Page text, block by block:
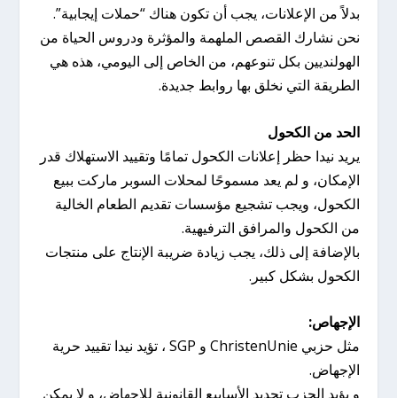
بدلاً من الإعلانات، يجب أن تكون هناك “حملات إيجابية”.
نحن نشارك القصص الملهمة والمؤثرة ودروس الحياة من
الهولنديين بكل تنوعهم، من الخاص إلى اليومي، هذه هي
الطريقة التي نخلق بها روابط جديدة.
الحد من الكحول
يريد نيدا حظر إعلانات الكحول تمامًا وتقييد الاستهلاك قدر
الإمكان، و لم يعد مسموحًا لمحلات السوبر ماركت ببيع
الكحول، ويجب تشجيع مؤسسات تقديم الطعام الخالية
من الكحول والمرافق الترفيهية.
بالإضافة إلى ذلك، يجب زيادة ضريبة الإنتاج على منتجات
الكحول بشكل كبير.
الإجهاص:
مثل حزبي ChristenUnie و SGP ، تؤيد نيدا تقييد حرية
الإجهاض.
و يؤيد الحزب تحديد الأسابيع القانونية للإجهاض، و لا يمكن